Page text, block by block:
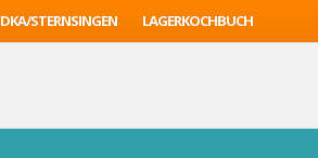
DKA/STERNSINGEN LAGERKOCHBUCH